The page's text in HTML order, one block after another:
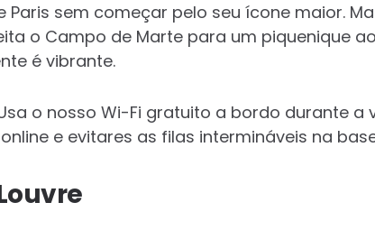
Paris sem começar pelo seu ícone maior.
o Campo de Marte para um piquenique
é vibrante.
o nosso Wi-Fi gratuito a bordo durante
e evitares as filas intermináveis na